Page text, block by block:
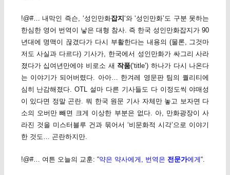
!@#… 내막인 즉슨, ‘성인만화잡지 ‘와 ‘성인만화’도 구분 못하는
한심한 영어 번역이 낳은 대형 참사. 즉 한국 성인만화잡지가 90
년대에 명맥이 끊겼다가 다시 부활한다는 내용의 (물론, 그것마
저도 사실과 다르다) 기사가, 한국에서 성인만화가 싸그리 사라
졌다가 십여년만에야 비로소 새 작품(‘title’) 하나가 다시 나온다
는 이야기가 되어버렸다. 아아… 한겨레 영문판 팀의 퀄리티에
심히 난감해졌다. OTL 설마 다른 기사들도 다 이정도씩 야매성
이 있다면 정말 곤란. 뭐 한국 원문 기사 자체만 놓고 보자면 다
소의 오버만 빼면 크게 이상한 부분은 없다. 아, 만화광장이 사
라진 것을 미스터블루 건과 묶어서 ‘비문화적 시각’으로 이야기
한 것도… 곤란하지만.
!@#… 여튼 오늘의 교훈: “약은 약사에게, 번역은 전문가에게“.